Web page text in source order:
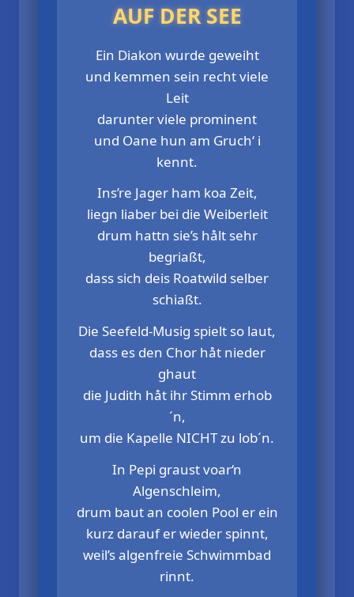
AUF DER SEE
Ein Diakon wurde geweiht
und kemmen sein recht viele
Leit
darunter viele prominent
und Oane hun am Gruch‘ i
kennt.
Ins’re Jager ham koa Zeit,
liegn liaber bei die Weiberleit
drum hattn sie’s hålt sehr
begriaßt,
dass sich deis Roatwild selber
schiaßt.
Die Seefeld-Musig spielt so laut,
dass es den Chor håt nieder
ghaut
die Judith håt ihr Stimm erhob
´n,
um die Kapelle NICHT zu lob´n.
In Pepi graust voar‘n
Algenschleim,
drum baut an coolen Pool er ein
kurz darauf er wieder spinnt,
weil’s algenfreie Schwimmbad
rinnt.